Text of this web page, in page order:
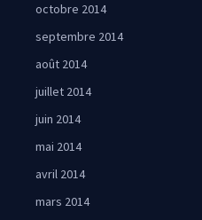
octobre 2014
septembre 2014
août 2014
juillet 2014
juin 2014
mai 2014
avril 2014
mars 2014